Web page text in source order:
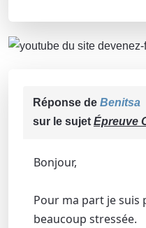
Réponse de Benitsa
sur le sujet Épreuve
Bonjour,
Pour ma part je suis
beaucoup stressée.